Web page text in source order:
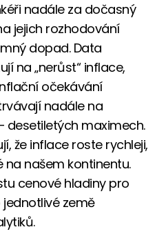
nadále za dočasný
jejich rozhodování
dopad. Data
na „nerůst“ inflace,
očekávání
nadále na
desetiletých maximech.
že inflace roste rychleji,
na našem kontinentu.
cenové hladiny pro
jednotlivé země